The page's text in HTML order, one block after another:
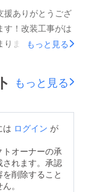
います！明日は天
塗装がんばりま
！午後からは土曜
フードパントリー
日々大忙しです
閲覧、ご支援が力
ります！拡散、よ
くお願いいたしま
援ありがとうござ
す！改装工事がは
りました！まずは
ろから！食事を提
る場なので、清潔
しました。この連
、厨房の土間のデ
コを生コンで埋め
定です！もちろん
もっと見る
もっと見る
は ログイン が
トオーナーの承
されます。承認
を削除すること
。